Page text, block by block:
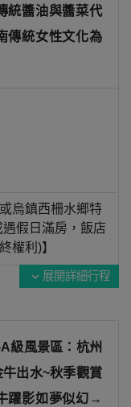
統醬油與醬菜代
傳統女性文化為
烏鎮西柵水鄉特
假日滿房，飯店
權利)】
expand_more 展開詳細行程
級風景區：杭州
出水~秋季觀賞
躍影如夢似幻→